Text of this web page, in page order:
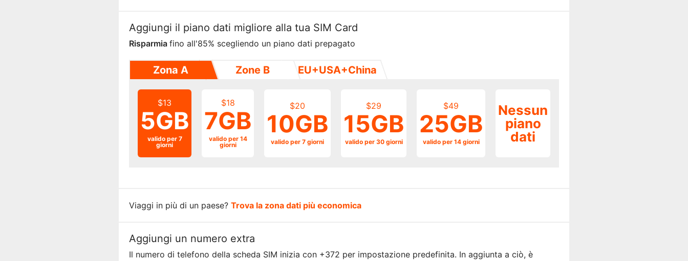
Aggiungi il piano dati migliore alla tua SIM Card
Risparmia fino all'85% scegliendo un piano dati prepagato
Zona A Zone B EU+USA+China
$13
5GB
valido per 7
giorni
$18
7GB
valido per 14
giorni
$20
10GB
valido per 7 giorni
$29
15GB
valido per 30 giorni
$49
25GB
valido per 14 giorni
Nessun
piano
dati
Viaggi in più di un paese? Trova la zona dati più economica
Aggiungi un numero extra
Il numero di telefono della scheda SIM inizia con +372 per impostazione predefinita. In aggiunta a ciò, è